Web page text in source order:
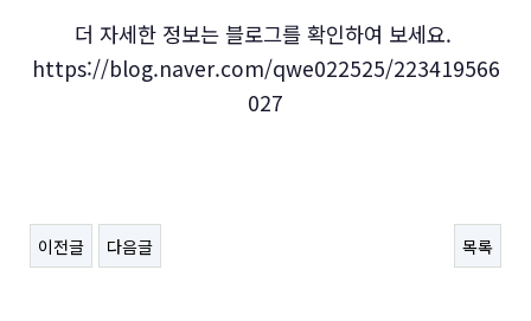
더 자세한 정보는 블로그를 확인하여 보세요.
https://blog.naver.com/qwe022525/223419566
027
이전글 다음글 목록